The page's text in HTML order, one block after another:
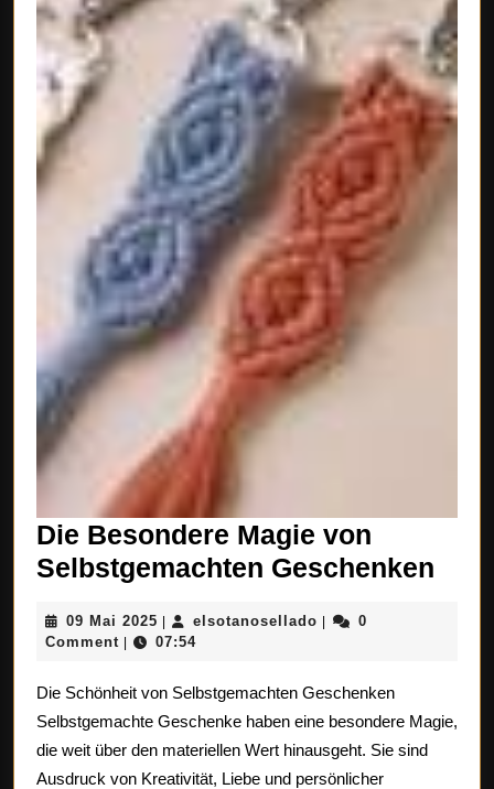
Die Besondere Magie von
Selbstgemachten Geschenken
09 Mai 2025 09
Mai
elsotanosellado elsotanosellado
0
Comment
07:54
Die Schönheit von Selbstgemachten Geschenken
Selbstgemachte Geschenke haben eine besondere Magie,
die weit über den materiellen Wert hinausgeht. Sie sind
Ausdruck von Kreativität, Liebe und persönlicher